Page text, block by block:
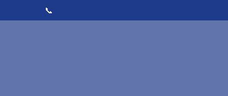
📞